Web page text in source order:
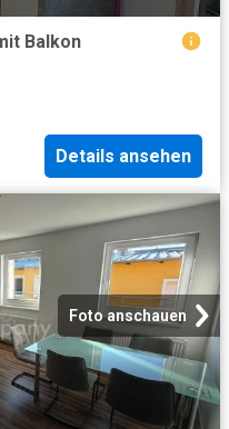
Balkon
Details ansehen
Foto anschauen